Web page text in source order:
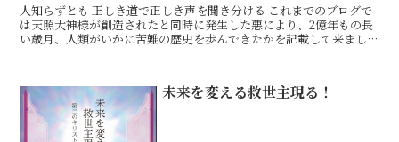
人知らずとも 正しき道で正しき声を聞き分ける これまでのブログで
は天照大神様が創造されたと同時に発生した悪により、2億年もの長
い歳月、人類がいかに苦難の歴史を歩んできたかを記載して来まし
未来を変える救世主現る！